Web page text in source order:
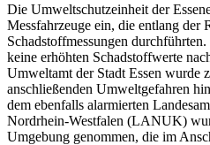
Die Umweltschutzeinheit der
Messfahrzeuge ein, die entlang der
Schadstoffmessungen
keine erhöhten Schadstoffwerte
Umweltamt der Stadt Essen wurde
anschließenden Umweltgefahren
dem ebenfalls alarmierten
Nordrhein-Westfalen (LANUK)
Umgebung genommen, die im